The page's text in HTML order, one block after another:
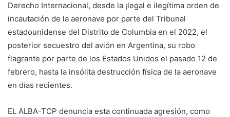
Derecho Internacional, desde la ¡legal e ilegítima orden de
incautación de la aeronave por parte del Tribunal
estadounidense del Distrito de Columbia en el 2022, el
posterior secuestro del avión en Argentina, su robo
flagrante por parte de los Estados Unidos el pasado 12 de
febrero, hasta la insólita destrucción física de la aeronave
en días recientes.
EL ALBA-TCP denuncia esta continuada agresión, como